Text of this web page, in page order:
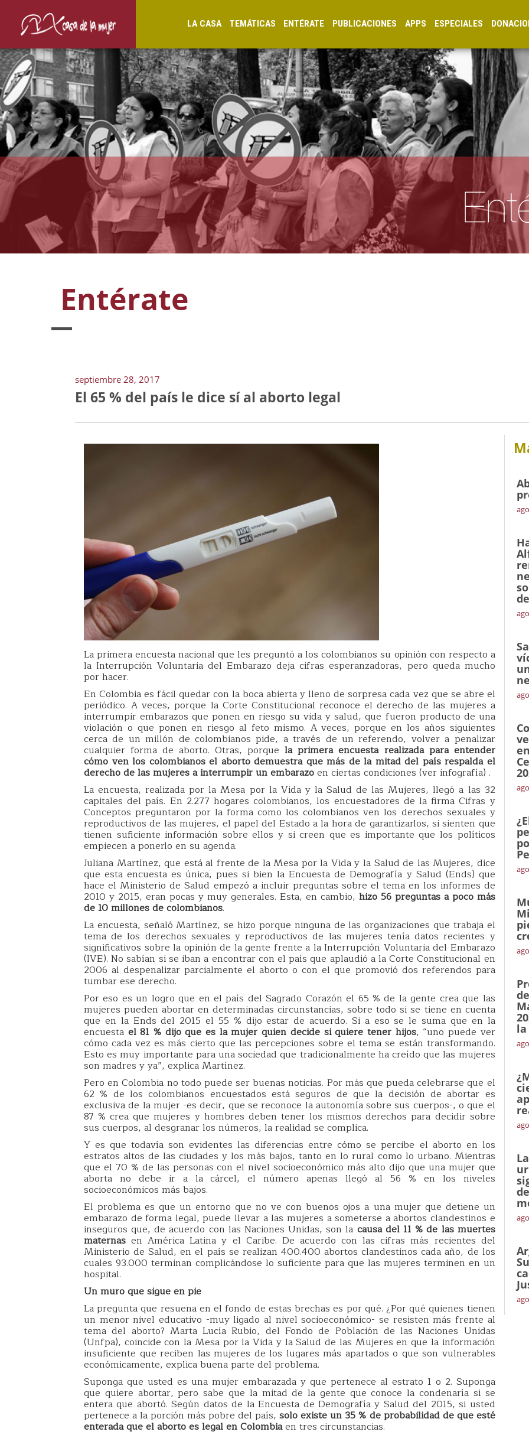
LA CASA TEMÁTICAS ENTÉRATE PUBLICACIONES APPS ESPECIALES
Entérate
septiembre 28, 2017
El 65 % del país le dice sí al aborto legal
La primera encuesta nacional que les preguntó a los colombianos su opinión con respecto a
la Interrupción Voluntaria del Embarazo deja cifras esperanzadoras, pero queda mucho
por hacer.
En Colombia es fácil quedar con la boca abierta y lleno de sorpresa cada vez que se abre el
periódico. A veces, porque la Corte Constitucional reconoce el derecho de las mujeres a
interrumpir embarazos que ponen en riesgo su vida y salud, que fueron producto de una
violación o que ponen en riesgo al feto mismo. A veces, porque en los años siguientes
cerca de un millón de colombianos pide, a través de un referendo, volver a penalizar
cualquier forma de aborto. Otras, porquela primera encuesta realizada para entender
cómo ven los colombianos el aborto demuestra que más de la mitad del país respalda el
derecho de las mujeres a interrumpir un embarazoen ciertas condiciones (ver infografía) .
La encuesta, realizada por la Mesa por la Vida y la Salud de las Mujeres, llegó a las 32
capitales del país. En 2.277 hogares colombianos, los encuestadores de la firma Cifras y
Conceptos preguntaron por la forma como los colombianos ven los derechos sexuales y
reproductivos de las mujeres, el papel del Estado a la hora de garantizarlos, si sienten que
tienen suficiente información sobre ellos y si creen que es importante que los políticos
empiecen a ponerlo en su agenda.
Juliana Martínez, que está al frente de la Mesa por la Vida y la Salud de las Mujeres, dice
que esta encuesta es única, pues si bien la Encuesta de Demografía y Salud (Ends) que
hace el Ministerio de Salud empezó a incluir preguntas sobre el tema en los informes de
2010 y 2015, eran pocas y muy generales. Esta, en cambio, hizo 56 preguntas a poco más
de 10 millones de colombianos.
La encuesta, señaló Martínez, se hizo porque ninguna de las organizaciones que trabaja el
tema de los derechos sexuales y reproductivos de las mujeres tenía datos recientes y
significativos sobre la opinión de la gente frente a la Interrupción Voluntaria del Embarazo
(IVE). No sabían si se iban a encontrar con el país que aplaudió a la Corte Constitucional en
2006 al despenalizar parcialmente el aborto o con el que promovió dos referendos para
tumbar ese derecho.
Por eso es un logro que en el país del Sagrado Corazón el 65 % de la gente crea que las
mujeres pueden abortar en determinadas circunstancias, sobre todo si se tiene en cuenta
que en la Ends del 2015 el 55 % dijo estar de acuerdo. Si a eso se le suma que en la
encuesta el 81 % dijo que es la mujer quien decide si quiere tener hijos, “uno puede ver
cómo cada vez es más cierto que las percepciones sobre el tema se están transformando.
Esto es muy importante para una sociedad que tradicionalmente ha creído que las mujeres
son madres y ya”, explica Martínez.
Pero en Colombia no todo puede ser buenas noticias. Por más que pueda celebrarse que el
62 % de los colombianos encuestados está seguros de que la decisión de abortar es
exclusiva de la mujer -es decir, que se reconoce la autonomía sobre sus cuerpos-, o que el
87 % crea que mujeres y hombres deben tener los mismos derechos para decidir sobre
sus cuerpos, al desgranar los números, la realidad se complica.
Y es que todavía son evidentes las diferencias entre cómo se percibe el aborto en los
estratos altos de las ciudades y los más bajos, tanto en lo rural como lo urbano. Mientras
que el 70 % de las personas con el nivel socioeconómico más alto dijo que una mujer que
aborta no debe ir a la cárcel, el número apenas llegó al 56 % en los niveles
socioeconómicos más bajos.
El problema es que un entorno que no ve con buenos ojos a una mujer que detiene un
embarazo de forma legal, puede llevar a las mujeres a someterse a abortos clandestinos e
inseguros que, de acuerdo con las Naciones Unidas, son la causa del 11 % de las muertes
maternasen América Latina y el Caribe. De acuerdo con las cifras más recientes del
Ministerio de Salud, en el país se realizan 400.400 abortos clandestinos cada año, de los
cuales 93.000 terminan complicándose lo suficiente para que las mujeres terminen en un
hospital.
Un muro que sigue en pie
La pregunta que resuena en el fondo de estas brechas es por qué. ¿Por qué quienes tienen
un menor nivel educativo -muy ligado al nivel socioeconómico- se resisten más frente al
tema del aborto? Marta Lucía Rubio, del Fondo de Población de las Naciones Unidas
(Unfpa), coincide con la Mesa por la Vida y la Salud de las Mujeres en que la información
insuficiente que reciben las mujeres de los lugares más apartados o que son vulnerables
económicamente, explica buena parte del problema.
Suponga que usted es una mujer embarazada y que pertenece al estrato 1 o 2. Suponga
que quiere abortar, pero sabe que la mitad de la gente que conoce la condenaría si se
entera que abortó. Según datos de la Encuesta de Demografía y Salud del 2015, si usted
pertenece a la porción más pobre del país,solo existe un 35 % de probabilidad de que esté
enterada que el aborto es legal en Colombiaen tres circunstancias.
la